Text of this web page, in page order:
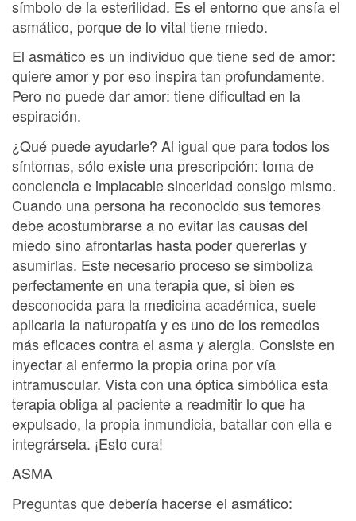
símbolo de la esterilidad. Es el entorno que ansía el
asmático, porque de lo vital tiene miedo.
El asmático es un individuo que tiene sed de amor:
quiere amor y por eso inspira tan profundamente.
Pero no puede dar amor: tiene dificultad en la
espiración.
¿Qué puede ayudarle? Al igual que para todos los
síntomas, sólo existe una prescripción: toma de
conciencia e implacable sinceridad consigo mismo.
Cuando una persona ha reconocido sus temores
debe acostumbrarse a no evitar las causas del
miedo sino afrontarlas hasta poder quererlas y
asumirlas. Este necesario proceso se simboliza
perfectamente en una terapia que, si bien es
desconocida para la medicina académica, suele
aplicarla la naturopatía y es uno de los remedios
más eficaces contra el asma y alergia. Consiste en
inyectar al enfermo la propia orina por vía
intramuscular. Vista con una óptica simbólica esta
terapia obliga al paciente a readmitir lo que ha
expulsado, la propia inmundicia, batallar con ella e
integrársela. ¡Esto cura!
ASMA
Preguntas que debería hacerse el asmático: